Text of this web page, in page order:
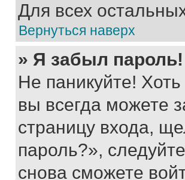
Для всех
Вернуться наверх
» Я забыл пароль!
Не паникуйте!
вы всегда можете
страницу входа,
пароль?»,
снова сможете